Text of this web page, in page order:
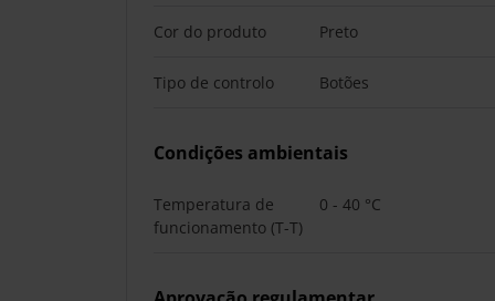
Cor do produto Preto
Tipo de controlo Botões
Condições ambientais
Temperatura de
funcionamento (T-T)
0 - 40 °C